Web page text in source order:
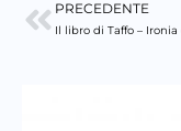
PRECEDENTE